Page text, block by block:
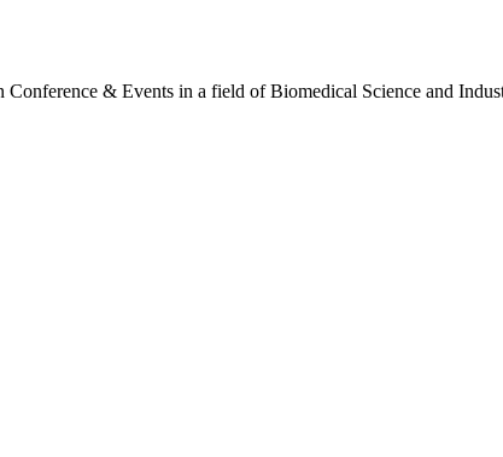
Conference & Events in a field of Biomedical Science and